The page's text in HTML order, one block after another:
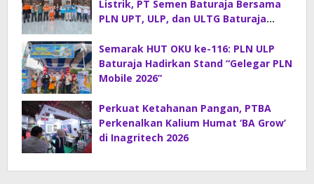
Listrik, PT Semen Baturaja Bersama
PLN UPT, ULP, dan ULTG Baturaja
Semarak HUT OKU ke-116: PLN ULP
Baturaja Hadirkan Stand “Gelegar PLN
Mobile 2026”
Perkuat Ketahanan Pangan, PTBA
Perkenalkan Kalium Humat ‘BA Grow’
di Inagritech 2026